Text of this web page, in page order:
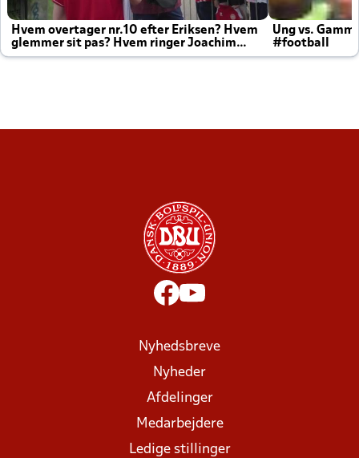
Hvem overtager nr.10 efter Eriksen? Hvem
glemmer sit pas? Hvem ringer Joachim
altid til efter kampe?
Ung vs.
#football
Nyhedsbreve
Nyheder
Afdelinger
Medarbejdere
Ledige stillinger